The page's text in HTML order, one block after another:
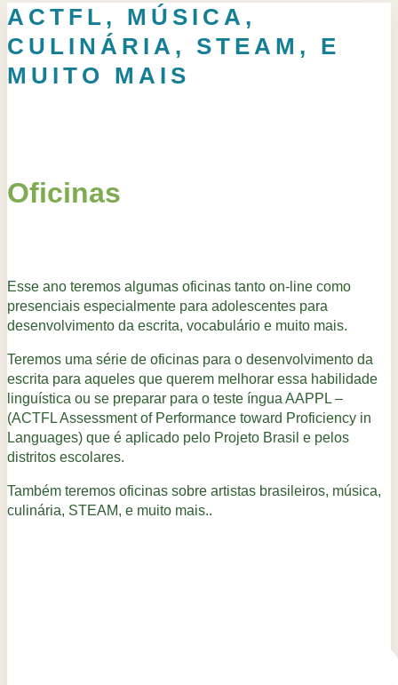
ACTFL, MÚSICA,
CULINÁRIA, STEAM, E
MUITO MAIS
Oficinas
Esse ano teremos algumas oficinas tanto on-line como
presenciais especialmente para adolescentes para
desenvolvimento da escrita, vocabulário e muito mais.
Teremos uma série de oficinas para o desenvolvimento da
escrita para aqueles que querem melhorar essa habilidade
linguística ou se preparar para o teste íngua AAPPL –
(ACTFL Assessment of Performance toward Proficiency in
Languages) que é aplicado pelo Projeto Brasil e pelos
distritos escolares.
Também teremos oficinas sobre artistas brasileiros, música,
culinária, STEAM, e muito mais..